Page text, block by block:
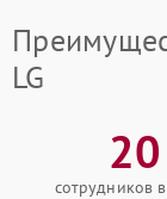
LG
20
сотрудников